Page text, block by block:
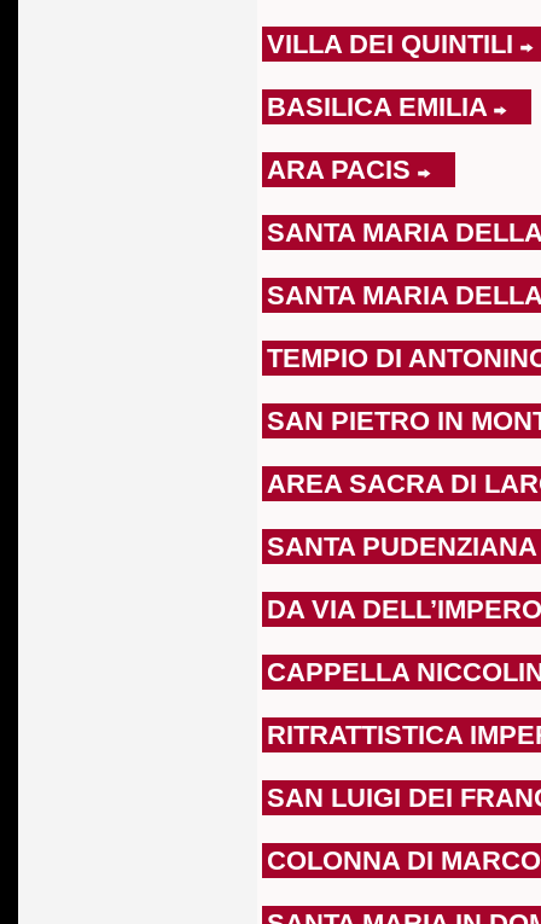
VILLA DEI QUINTILI
BASILICA EMILIA
ARA PACIS
SANTA MARIA
SANTA MARIA
TEMPIO DI
SAN PIETRO IN
AREA SACRA DI
SANTA
DA VIA
CAPPELLA
RITRATTISTICA
SAN LUIGI DEI
COLONNA DI